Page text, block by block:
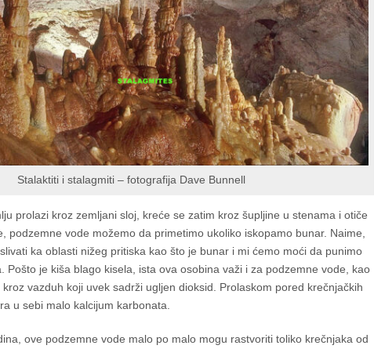
Stalaktiti i stalagmiti – fotografija Dave Bunnell
prolazi kroz zemljani sloj, kreće se zatim kroz šupljine u stenama i otiče
podzemne vode možemo da primetimo ukoliko iskopamo bunar. Naime,
ka oblasti nižeg pritiska kao što je bunar i mi ćemo moći da punimo
Pošto je kiša blago kisela, ista ova osobina važi i za podzemne vode, kao
vazduh koji uvek sadrži ugljen dioksid. Prolaskom pored krečnjačkih
u sebi malo kalcijum karbonata.
ove podzemne vode malo po malo mogu rastvoriti toliko krečnjaka od